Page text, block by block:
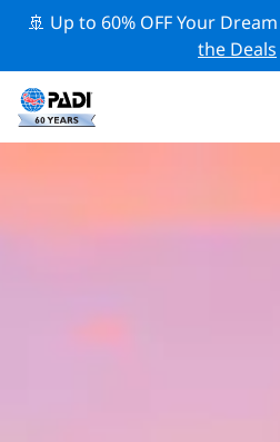
🚢 Up to 60% OFF Your
the Deals